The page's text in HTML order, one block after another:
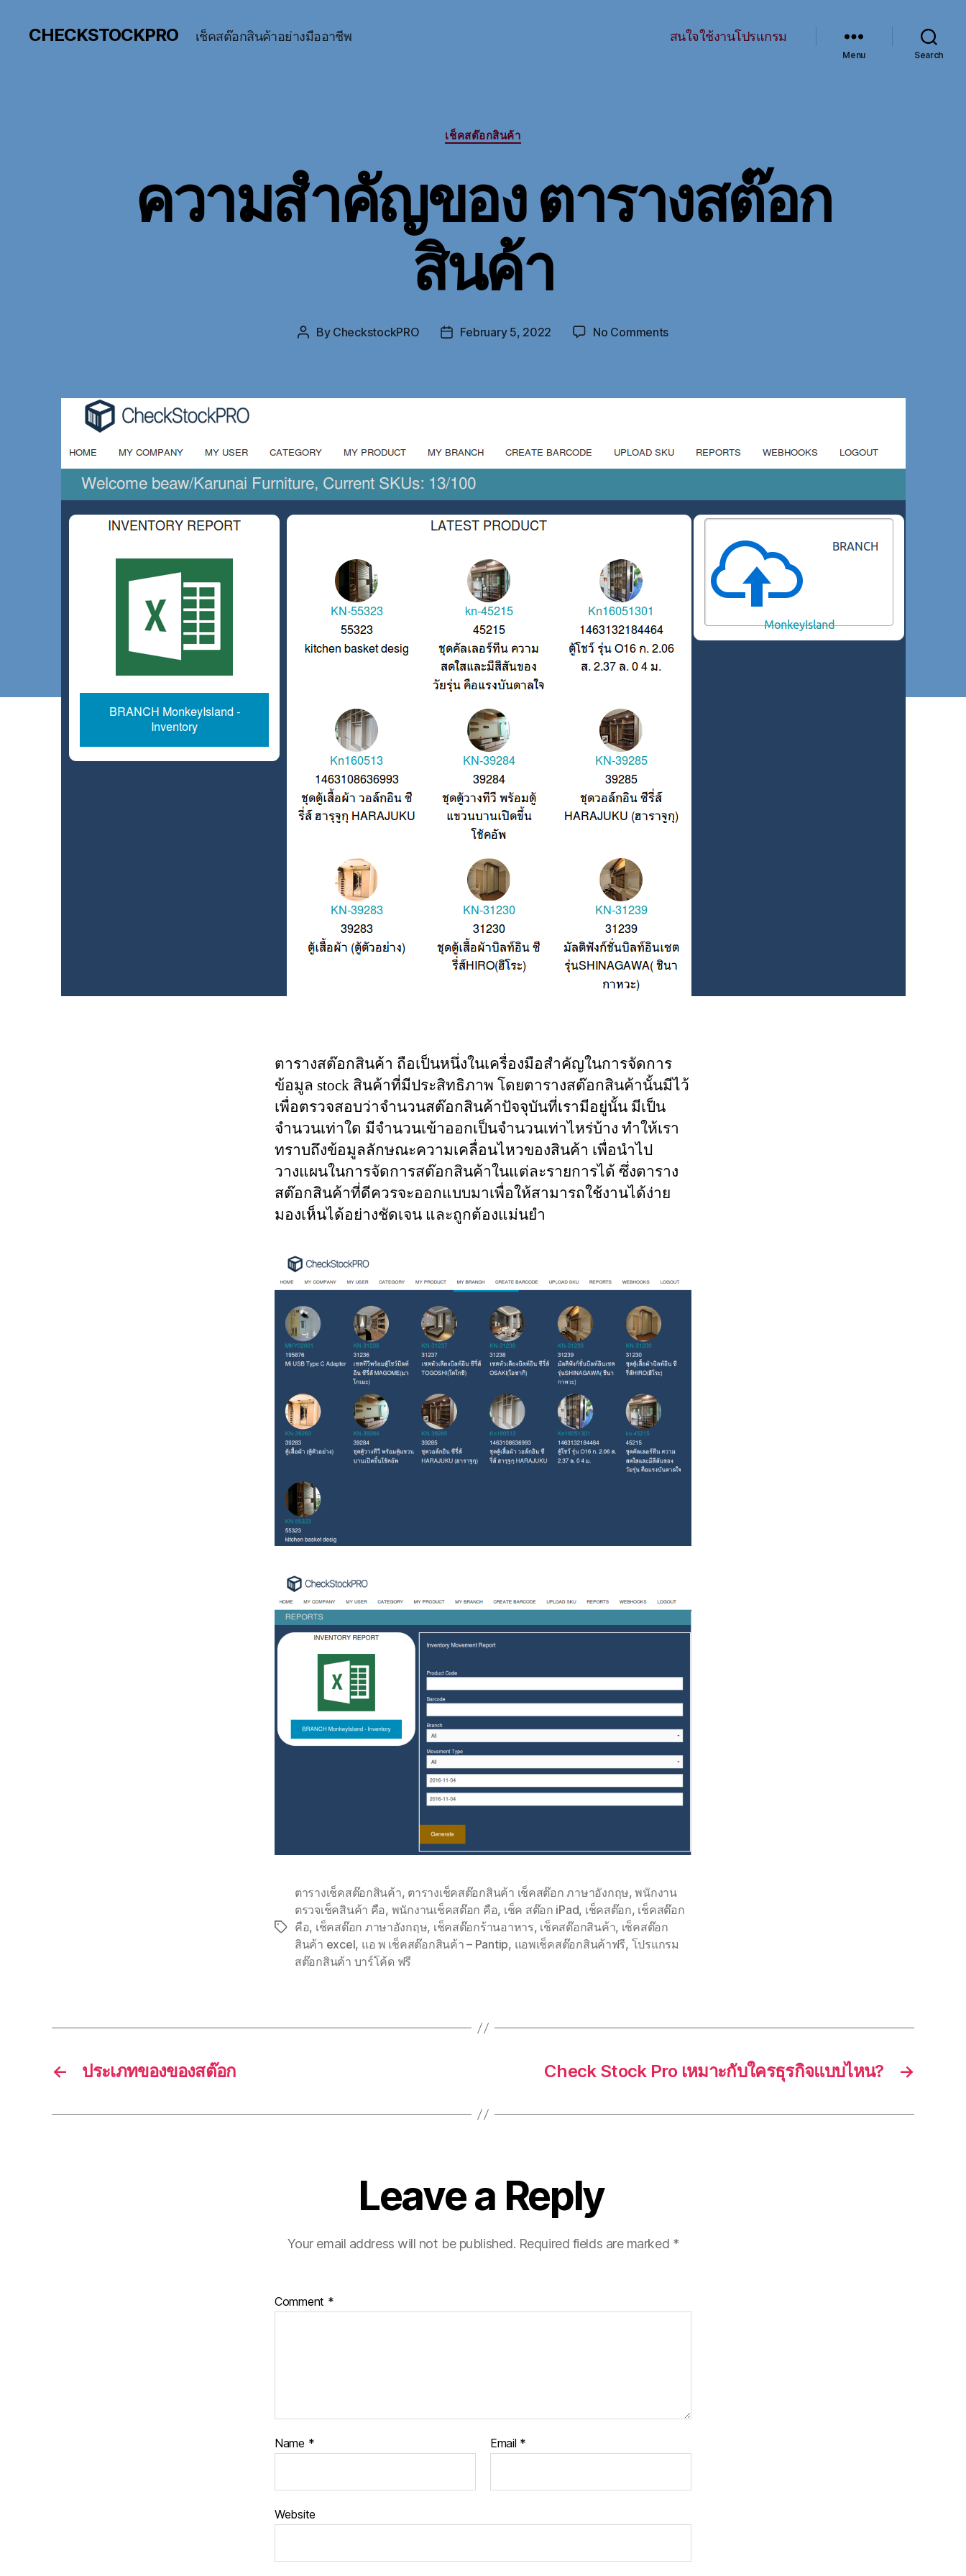
CHECKSTOCKPRO เช็คสต๊อกสินค้าอย่างมืออาชีพ สนใจใช้งานโปรแกรม
Menu Search
Categories
เช็คสต๊อกสินค้า
ความสำคัญของ ตารางสต๊อก
สินค้า
Post
By CheckstockPRO
PostFebruary 5, 2022 No Commentson
ตาราง
ตารางสต๊อกสินค้า ถือเป็นหนึ่งในเครื่องมือสำคัญในการจัดการ
ข้อมูล stock สินค้าที่มีประสิทธิภาพ โดยตารางสต๊อกสินค้านั้นมีไว้
เพื่อตรวจสอบว่าจำนวนสต๊อกสินค้าปัจจุบันที่เรามีอยู่นั้น มีเป็น
จำนวนเท่าใด มีจำนวนเข้าออกเป็นจำนวนเท่าไหร่บ้าง ทำให้เรา
ทราบถึงข้อมูลลักษณะความเคลื่อนไหวของสินค้า เพื่อนำไป
วางแผนในการจัดการสต๊อกสินค้าในแต่ละรายการได้ ซึ่งตาราง
สต๊อกสินค้าที่ดีควรจะออกแบบมาเพื่อให้สามารถใช้งานได้ง่าย
มองเห็นได้อย่างชัดเจน และถูกต้องแม่นยำ
Tags
ตารางเช็คสต๊อกสินค้า, ตารางเช็คสต๊อกสินค้า เช็คสต๊อก ภาษาอังกฤษ,พนักงาน
ตรวจเช็คสินค้า คือ, พนักงานเช็คสต๊อก คือ, เช็ค สต๊อก iPad, เช็คสต๊อก, เช็คสต๊อก
คือ, เช็คสต๊อก ภาษาอังกฤษ, เช็คสต๊อกร้านอาหาร, เช็คสต๊อกสินค้า, เช็คสต๊อก
สินค้า excel, แอ พ เช็คสต๊อกสินค้า – Pantip, แอพเช็คสต๊อกสินค้าฟรี, โปรแกรม
สต๊อกสินค้า บาร์โค้ด ฟรี
← ประเภทของของสต๊อก →
Check Stock Pro เหมาะกับใครธุรกิจแบบไหน?
Leave a Reply
Your email address will not be published. Required fields are marked *
Comment *
Name * Email *
Website